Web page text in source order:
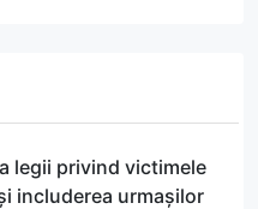
legii privind victimele
includerea urmașilor